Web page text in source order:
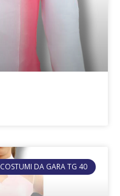
COSTUMI DA GARA TG 40